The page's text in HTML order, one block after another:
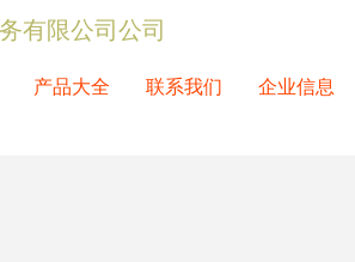
有限公司公司
产品大全 联系我们 企业信息